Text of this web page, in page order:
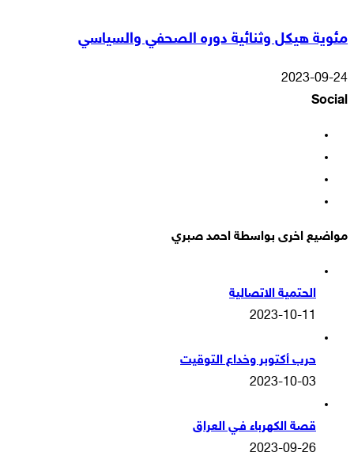
مئوية هيكل وثنائية دوره الصحفي والسياسي
2023-09-24
Social
مواضيع اخرى بواسطة احمد صبري
الحتمية الاتصالية
2023-10-11
حرب أكتوبر وخداع التوقيت
2023-10-03
قصة الكهرباء فـي العراق
2023-09-26